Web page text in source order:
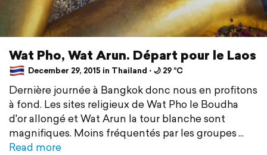
Wat Pho, Wat Arun. Départ pour le Laos
December 29, 2015 in Thailand ⋅ 🌙 29 °C
Dernière journée à Bangkok donc nous en profitons
à fond. Les sites religieux de Wat Pho le Boudha
d'or allongé et Wat Arun la tour blanche sont
magnifiques. Moins fréquentés par les groupes
Read more